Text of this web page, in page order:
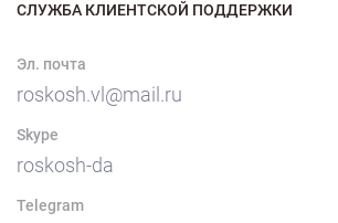
СЛУЖБА КЛИЕНТСКОЙ ПОДДЕРЖКИ
Эл. почта
roskosh.vl@mail.ru
Skype
roskosh-da
Telegram